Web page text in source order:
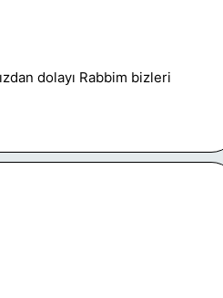
dolayı Rabbim bizleri